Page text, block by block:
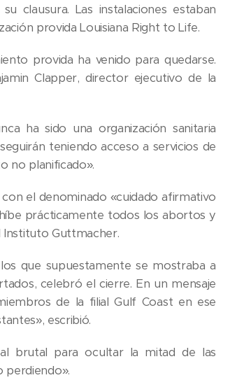
clausura. Las instalaciones estaban
provida Louisiana Right to Life.
provida ha venido para quedarse.
Clapper, director ejecutivo de la
ha sido una organización sanitaria
teniendo acceso a servicios de
no planificado».
el denominado «cuidado afirmativo
prácticamente todos los abortos y
Instituto Guttmacher.
que supuestamente se mostraba a
celebró el cierre. En un mensaje
de la filial Gulf Coast en ese
escribió.
brutal para ocultar la mitad de las
perdiendo».